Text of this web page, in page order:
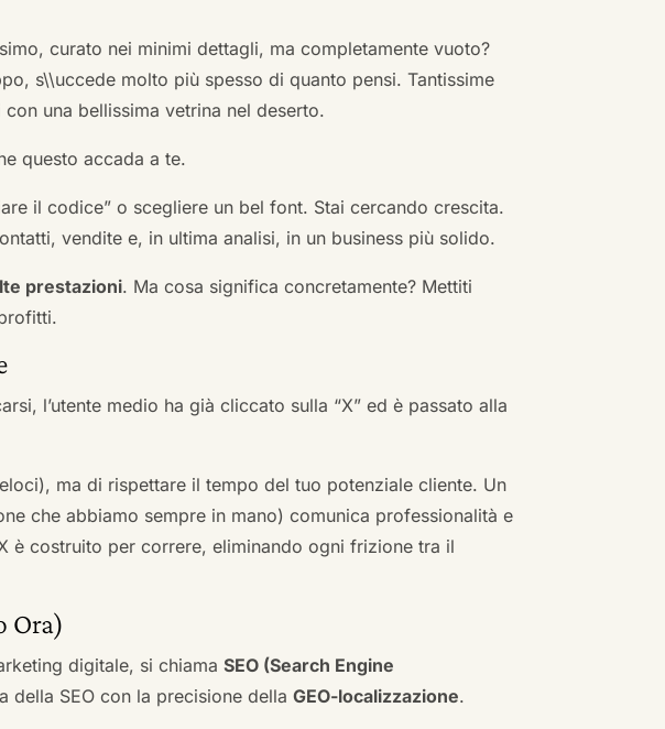
curato nei minimi dettagli, ma completamente vuoto?
s\\uccede molto più spesso di quanto pensi. Tantissime
una bellissima vetrina nel deserto.
questo accada a te.
il codice” o scegliere un bel font. Stai cercando crescita.
vendite e, in ultima analisi, in un business più solido.
prestazioni. Ma cosa significa concretamente? Mettiti
l’utente medio ha già cliccato sulla “X” ed è passato alla
ma di rispettare il tempo del tuo potenziale cliente. Un
che abbiamo sempre in mano) comunica professionalità e
è costruito per correre, eliminando ogni frizione tra il
Ora)
digitale, si chiamaSEO (Search Engine
della SEO con la precisione dellaGEO-localizzazione.